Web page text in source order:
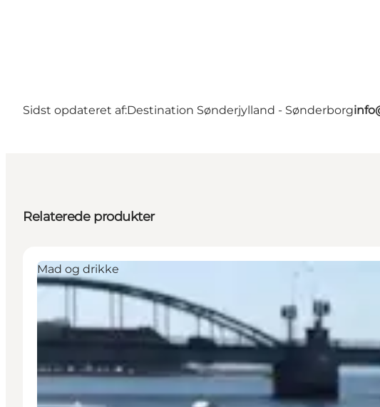
Sidst opdateret af:Destination Sønderjylland - Sønderborg
Relaterede produkter
Mad og drikke